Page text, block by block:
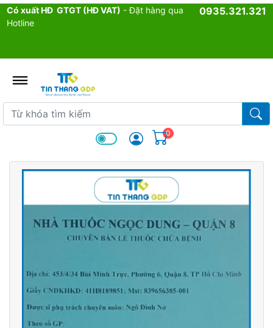
Có xuất HĐ GTGT (HĐ VAT) - Đặt hàng qua
Hotline
0935.321.321
Từ khóa tìm kiếm
Từ
0